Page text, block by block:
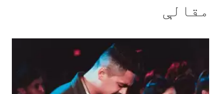
مقالې